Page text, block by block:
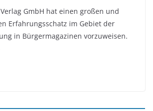
GmbH hat einen großen und
Erfahrungsschatz im Gebiet der
in Bürgermagazinen vorzuweisen.